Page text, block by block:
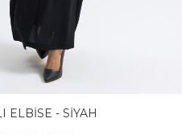
ELBISE - SIYAH